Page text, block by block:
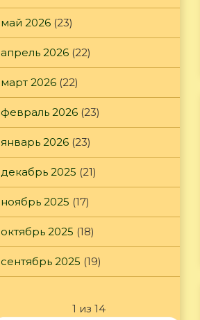
май 2026 (23)
апрель 2026 (22)
март 2026 (22)
февраль 2026 (23)
январь 2026 (23)
декабрь 2025 (21)
ноябрь 2025 (17)
октябрь 2025 (18)
сентябрь 2025 (19)
1 из 14